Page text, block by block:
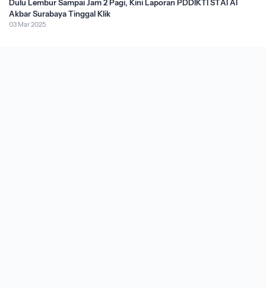
Dulu Lembur Sampai Jam 2 Pagi, Kini Laporan PDDIKTI STAI Al
Akbar Surabaya Tinggal Klik
03 Mar 2025